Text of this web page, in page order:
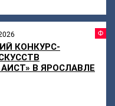
КОНКУРС-
В ЯРОСЛАВЛЕ